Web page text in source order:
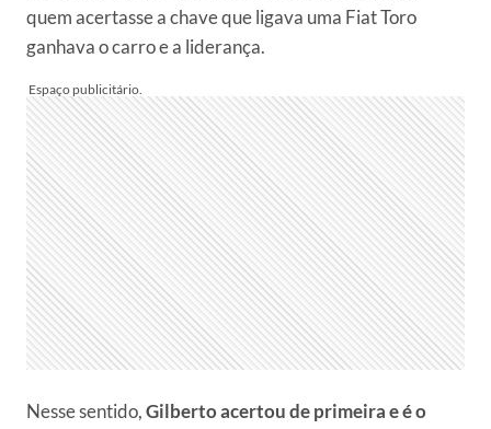
quem acertasse a chave que ligava uma Fiat Toro
ganhava o carro e a liderança.
Nesse sentido,Gilberto acertou de primeira e é o